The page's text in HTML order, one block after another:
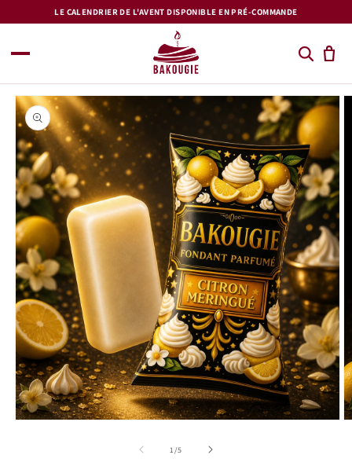
passerLE CALENDRIER DE L'AVENT DISPONIBLE EN PRÉ-COMMANDE
Passer aux
informations
produits
1 /de
5